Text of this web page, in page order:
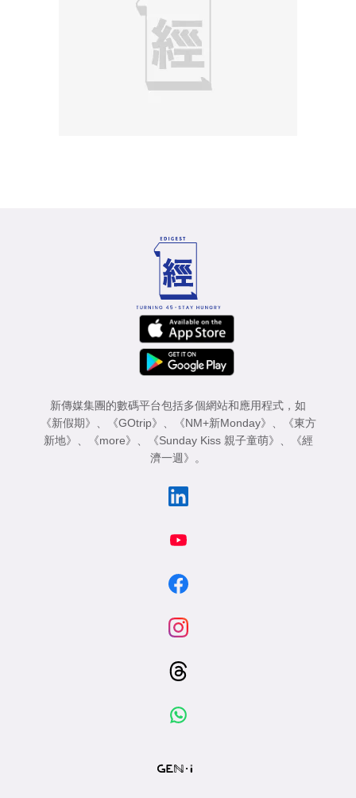
新傳媒集團的數碼平台包括多個網站和應用程式，如
《新假期》 、 《GOtrip》 、 《NM+新Monday》 、
《東方
新地》 、 《more》 、 《Sunday Kiss 親子童萌》 、
《經
濟一週》 。